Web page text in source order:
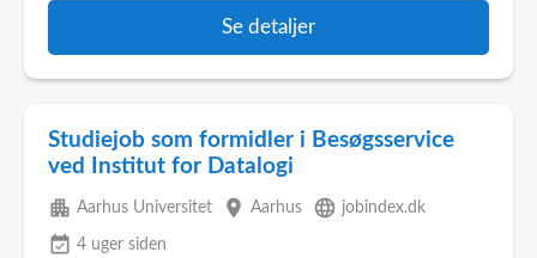
Se detaljer
Studiejob som formidler i Besøgsservice
ved Institut for Datalogi
apartment Aarhus Universitet place Aarhus language jobindex.dk
event_available 4 uger siden